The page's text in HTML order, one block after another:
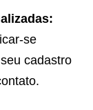
se
cadastro